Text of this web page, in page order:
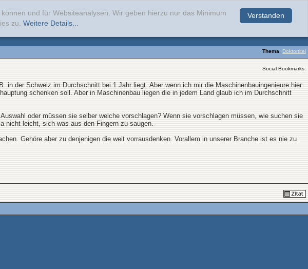
Verstanden
und für Websiteanalysen. Wir geben hierzu nur das Minimum
zu. Weitere Details...
Thema: Doktortitel
Social Bookmarks:
der Schweiz im Durchschnitt bei 1 Jahr liegt. Aber wenn ich mir die Maschinenbauingenieure hier
schenken soll. Aber in Maschinenbau liegen die in jedem Land glaub ich im Durchschnitt
oder müssen sie selber welche vorschlagen? Wenn sie vorschlagen müssen, wie suchen sie
nicht leicht, sich was aus den Fingern zu saugen.
Gehöre aber zu denjenigen die weit vorrausdenken. Vorallem in unserer Branche ist es nie zu